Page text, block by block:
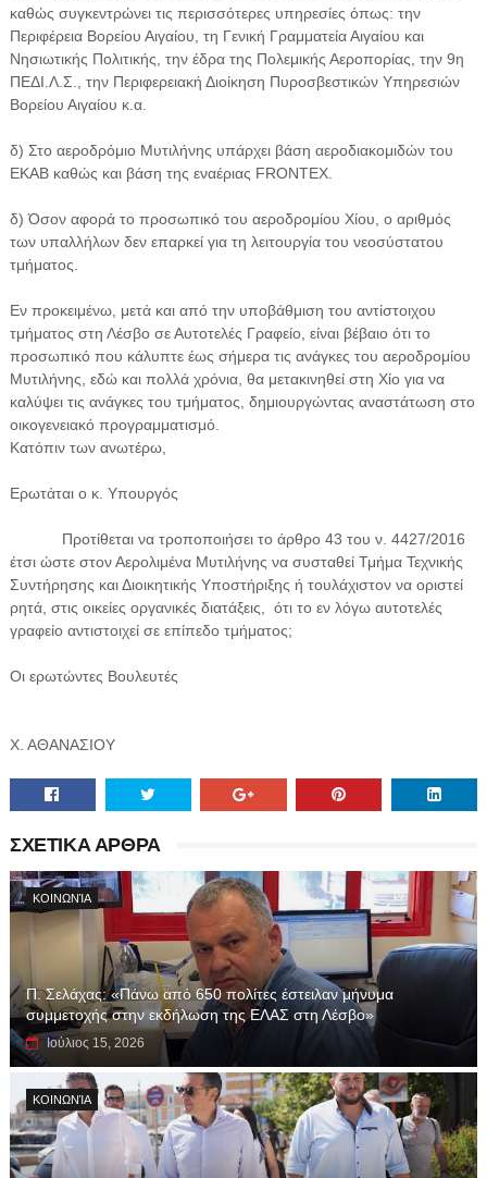
καθώς συγκεντρώνει τις περισσότερες υπηρεσίες όπως: την
Περιφέρεια Βορείου Αιγαίου, τη Γενική Γραμματεία Αιγαίου και
Νησιωτικής Πολιτικής, την έδρα της Πολεμικής Αεροπορίας, την 9η
ΠΕΔΙ.Λ.Σ., την Περιφερειακή Διοίκηση Πυροσβεστικών Υπηρεσιών
Βορείου Αιγαίου κ.α.
δ) Στο αεροδρόμιο Μυτιλήνης υπάρχει βάση αεροδιακομιδών του
ΕΚΑΒ καθώς και βάση της εναέριας FRONTEX.
δ) Όσον αφορά το προσωπικό του αεροδρομίου Χίου, ο αριθμός
των υπαλλήλων δεν επαρκεί για τη λειτουργία του νεοσύστατου
τμήματος.
Εν προκειμένω, μετά και από την υποβάθμιση του αντίστοιχου
τμήματος στη Λέσβο σε Αυτοτελές Γραφείο, είναι βέβαιο ότι το
προσωπικό που κάλυπτε έως σήμερα τις ανάγκες του αεροδρομίου
Μυτιλήνης, εδώ και πολλά χρόνια, θα μετακινηθεί στη Χίο για να
καλύψει τις ανάγκες του τμήματος, δημιουργώντας αναστάτωση στο
οικογενειακό προγραμματισμό.
Κατόπιν των ανωτέρω,
Ερωτάται ο κ. Υπουργός
Προτίθεται να τροποποιήσει το άρθρο 43 του ν. 4427/2016
έτσι ώστε στον Αερολιμένα Μυτιλήνης να συσταθεί Τμήμα Τεχνικής
Συντήρησης και Διοικητικής Υποστήριξης ή τουλάχιστον να οριστεί
ρητά, στις οικείες οργανικές διατάξεις, ότι το εν λόγω αυτοτελές
γραφείο αντιστοιχεί σε επίπεδο τμήματος;
Οι ερωτώντες Βουλευτές
Χ. ΑΘΑΝΑΣΙΟΥ
ΣΧΕΤΙΚΑ ΑΡΘΡΑ
ΚΟΙΝΩΝΊΑ
Π. Σελάχας: «Πάνω από 650 πολίτες έστειλαν μήνυμα
συμμετοχής στην εκδήλωση της ΕΛΑΣ στη Λέσβο»
Ιούλιος 15, 2026
ΚΟΙΝΩΝΊΑ